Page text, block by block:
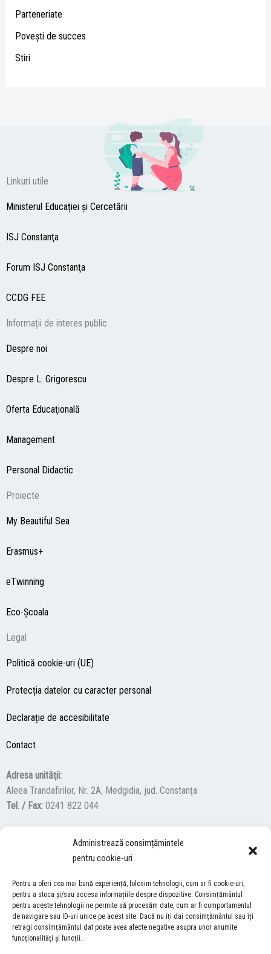
Administrează consimțămintele
pentru cookie-uri
Pentru a oferi cea mai bună experiență, folosim tehnologii, cum ar fi cookie-uri,
pentru a stoca și/sau accesa informațiile despre dispozitive. Consimțământul
pentru aceste tehnologii ne permite să procesăm date, cum ar fi comportamentul
de navigare sau ID-uri unice pe acest site. Dacă nu îți dai consimțământul sau îți
retragi consimțământul dat poate avea afecte negative asupra unor anumite
funcționalități și funcții.
Parteneriate
Poveşti de succes
Stiri
Linkuri utile
Ministerul Educației și Cercetării
ISJ Constanţa
Forum ISJ Constanţa
CCDG FEE
Informații de interes public
Despre noi
Despre L. Grigorescu
Oferta Educaţională
Management
Personal Didactic
Proiecte
My Beautiful Sea
Erasmus+
eTwinning
Eco-Şcoala
Legal
Politică cookie-uri (UE)
Protecția datelor cu caracter personal
Declarație de accesibilitate
Contact
Adresa unităţii:
Aleea Trandafirilor, Nr. 2A, Medgidia, jud. Constanța
Tel. / Fax: 0241 822 044
F
a
c
e
b
o
Y
u
t
u
b
I
s
t
a
g
ACCES NEVĂZĂTORI
Descărcați programul NonVisual Desktop Acces, care oferă
persoanelor cu dizabilități vizuale posibilitatea de a consulta site-ul